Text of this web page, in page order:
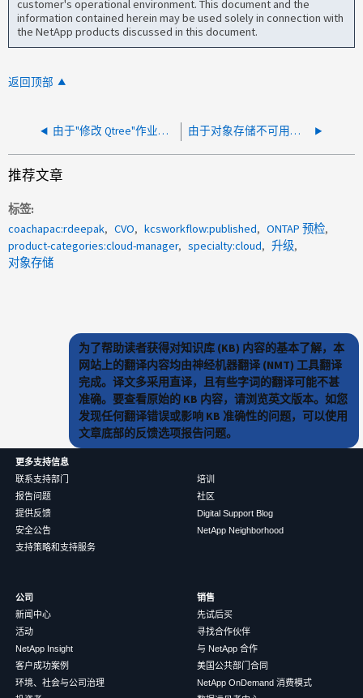
customer's operational environment. This document and the
information contained herein may be used solely in connection with
the NetApp products discussed in this document.
返回顶部
由于"修改 Qtree"作业挂起，CVO 升级失败 由于对象存储不可用、CVO升级失败
推荐文章
标签
coachapac:rdeepak
CVO kcsworkflow:published
ONTAP 预检
product-categories:cloud-manager
specialty:cloud
升级
对象存储
为了帮助读者获得对知识库 (KB) 内容的基本了解，本
网站上的翻译内容均由神经机器翻译 (NMT) 工具翻译
完成。译文多采用直译，且有些字词的翻译可能不甚
准确。要查看原始的 KB 内容，请浏览英文版本。如您
发现任何翻译错误或影响 KB 准确性的问题，可以使用
文章底部的反馈选项报告问题。
更多支持信息
联系支持部门
报告问题
提供反馈
安全公告
支持策略和支持服务
培训
社区
Digital Support Blog
NetApp Neighborhood
公司
新闻中心
活动
NetApp Insight
客户成功案例
环境、社会与公司治理
销售
先试后买
寻找合作伙伴
与 NetApp 合作
美国公共部门合同
NetApp OnDemand 消费模式